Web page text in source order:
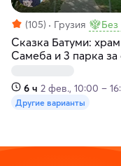
(105) Грузия Без
Сказка Батуми: храм
Самеба и 3 парка за
6 ч 2 фев., 10:00 –
Другие варианты